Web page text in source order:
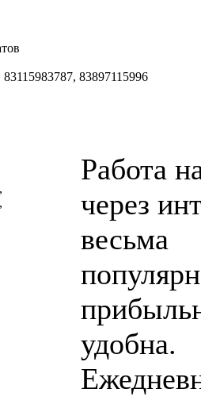
83897115996
Работа
через
весьма
удобна.